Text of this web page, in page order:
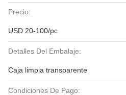
Precio:
USD 20-100/pc
Detalles Del Embalaje:
Caja limpia transparente
Condiciones De Pago: